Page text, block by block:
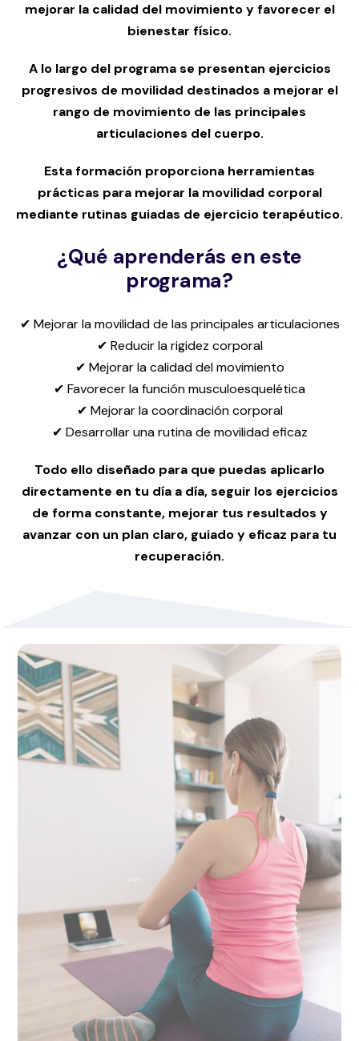
mejorar la calidad del movimiento y favorecer el
bienestar físico.
A lo largo del programa se presentan ejercicios
progresivos de movilidad destinados a mejorar el
rango de movimiento de las principales
articulaciones del cuerpo.
Esta formación proporciona herramientas
prácticas para mejorar la movilidad corporal
mediante rutinas guiadas de ejercicio terapéutico.
¿Qué aprenderás en este
programa?
✔ Mejorar la movilidad de las principales articulaciones
✔ Reducir la rigidez corporal
✔ Mejorar la calidad del movimiento
✔ Favorecer la función musculoesquelética
✔ Mejorar la coordinación corporal
✔ Desarrollar una rutina de movilidad eficaz
Todo ello diseñado para que puedas aplicarlo
directamente en tu día a día, seguir los ejercicios
de forma constante, mejorar tus resultados y
avanzar con un plan claro, guiado y eficaz para tu
recuperación.